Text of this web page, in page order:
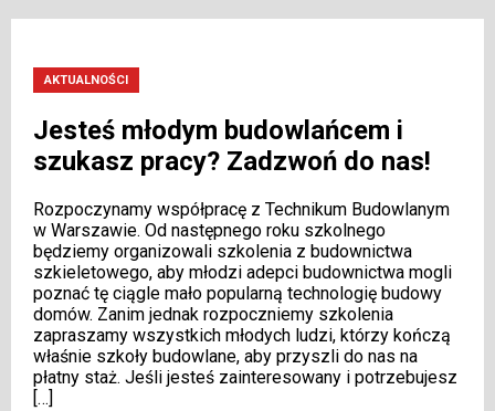
AKTUALNOŚCI
Jesteś młodym budowlańcem i
szukasz pracy? Zadzwoń do nas!
Rozpoczynamy współpracę z Technikum Budowlanym
w Warszawie. Od następnego roku szkolnego
będziemy organizowali szkolenia z budownictwa
szkieletowego, aby młodzi adepci budownictwa mogli
poznać tę ciągle mało popularną technologię budowy
domów. Zanim jednak rozpoczniemy szkolenia
zapraszamy wszystkich młodych ludzi, którzy kończą
właśnie szkoły budowlane, aby przyszli do nas na
płatny staż. Jeśli jesteś zainteresowany i potrzebujesz
[…]